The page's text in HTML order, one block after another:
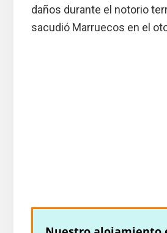
daños durante el notorio
sacudió Marruecos en el